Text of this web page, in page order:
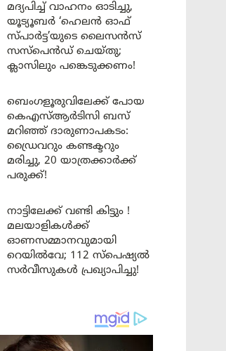
മദ്യപിച്ച് വാഹനം ഓടിച്ചു,
യൂട്യൂബർ ‘ഹെലൻ ഓഫ്
സ്പാർട്ട’യുടെ ലൈസൻസ്
സസ്പെൻഡ് ചെയ്തു;
ക്ലാസിലും പങ്കെടുക്കണം!
ബെംഗളൂരുവിലേക്ക് പോയ
കെഎസ്ആർടിസി ബസ്
മറിഞ്ഞ് ദാരുണാപകടം:
ഡ്രൈവറും കണ്ടക്ടറും
മരിച്ചു, 20 യാത്രക്കാർക്ക്
പരുക്ക്!
നാട്ടിലേക്ക് വണ്ടി കിട്ടും !
മലയാളികൾക്ക്
ഓണസമ്മാനവുമായി
റെയിൽവേ; 112 സ്പെഷ്യൽ
സർവീസുകൾ പ്രഖ്യാപിച്ചു!